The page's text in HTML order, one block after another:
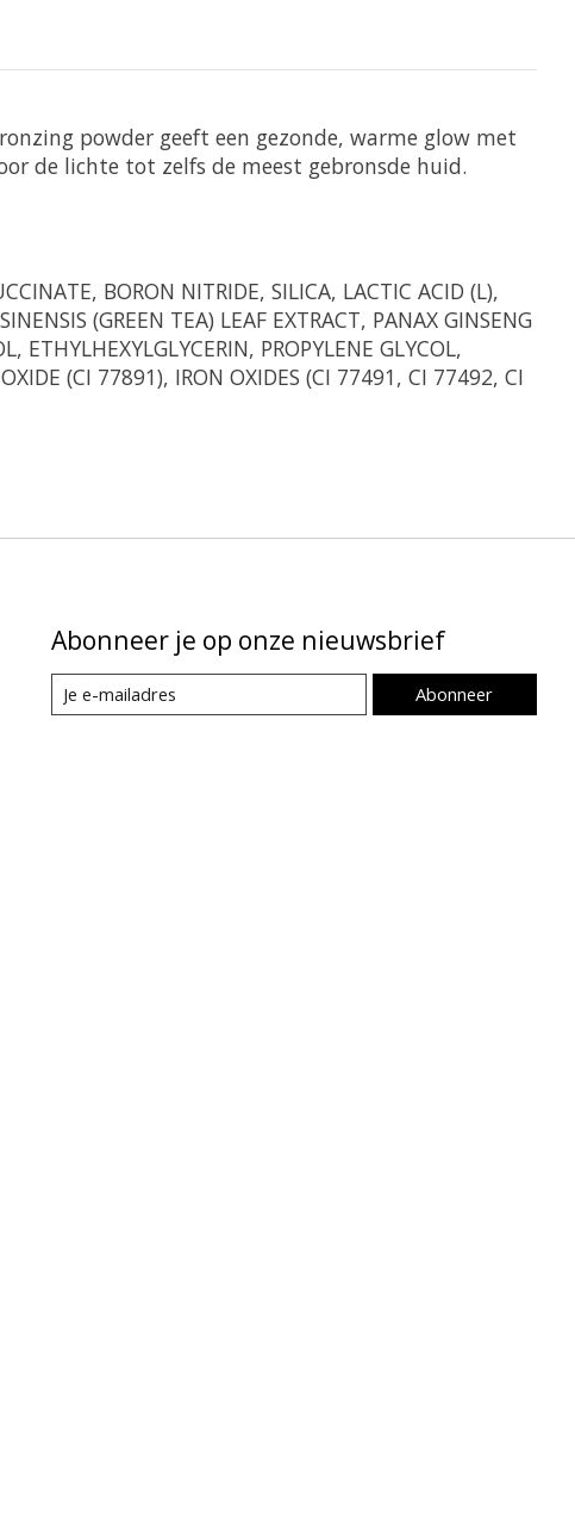
powder geeft een gezonde, warme glow met
de lichte tot zelfs de meest gebronsde huid.
BORON NITRIDE, SILICA, LACTIC ACID (L),
(GREEN TEA) LEAF EXTRACT, PANAX GINSENG
PROPYLENE GLYCOL,
(CI 77891), IRON OXIDES (CI 77491, CI 77492, CI
Abonneer je op onze nieuwsbrief
Abonneer